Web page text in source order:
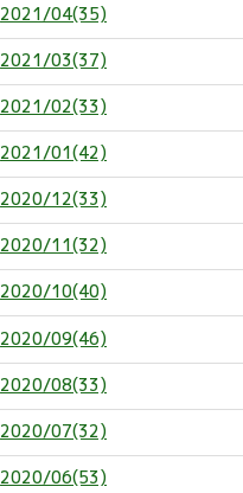
2021/04(35)
2021/03(37)
2021/02(33)
2021/01(42)
2020/12(33)
2020/11(32)
2020/10(40)
2020/09(46)
2020/08(33)
2020/07(32)
2020/06(53)